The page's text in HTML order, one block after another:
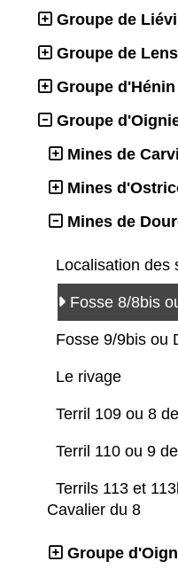
Groupe de
Groupe de Lens
Groupe
Groupe
Mines de
Mines
Mines de
Localisation des
Fosse 8/8bis
Fosse 9/9bis ou
Le rivage
Terril 109 ou 8
Terril 110 ou 9
Terrils 113 et
Cavalier du 8
Groupe